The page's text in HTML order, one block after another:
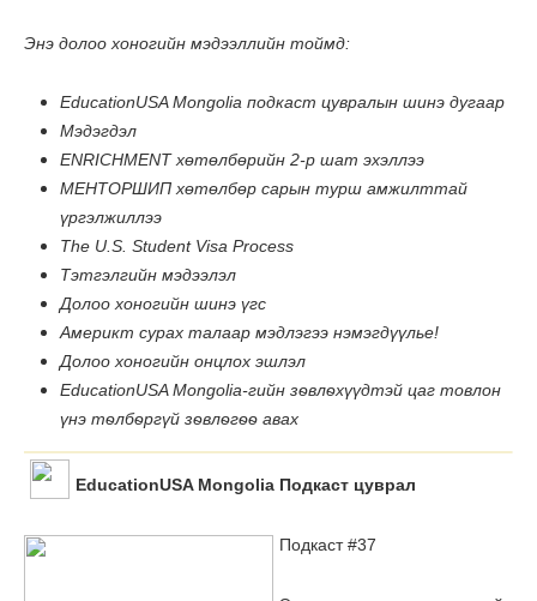
Энэ долоо хоногийн мэдээллийн тоймд:
EducationUSA Mongolia подкаст цувралын шинэ дугаар
Мэдэгдэл
ENRICHMENT хөтөлбөрийн 2-р шат эхэллээ
МЕНТОРШИП хөтөлбөр сарын турш амжилттай
үргэлжиллээ
The U.S. Student Visa Process
Тэтгэлгийн мэдээлэл
Долоо хоногийн шинэ үгс
Америкт сурах талаар мэдлэгээ нэмэгдүүлье!
Долоо хоногийн онцлох эшлэл
EducationUSA Mongolia-гийн зѳвлѳхүүдтэй цаг товлон
үнэ тѳлбѳргүй зѳвлѳгѳѳ авах
EducationUSA Mongolia Подкаст цуврал
Подкаст #37